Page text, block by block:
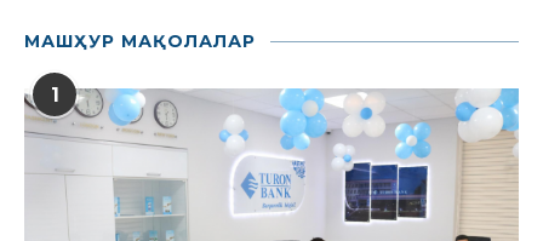
МАШҲУР МАҚОЛАЛАР
1